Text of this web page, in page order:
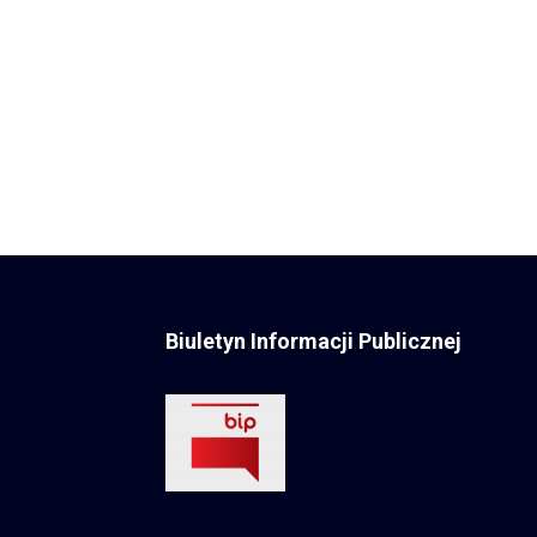
Biuletyn Informacji Publicznej